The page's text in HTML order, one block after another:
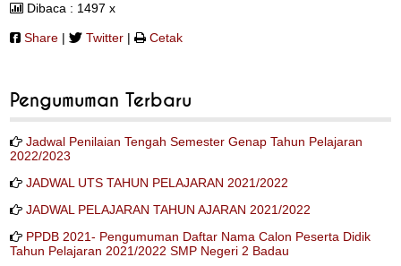
Dibaca : 1497 x
Share | Twitter | Cetak
Pengumuman Terbaru
Jadwal Penilaian Tengah Semester Genap Tahun Pelajaran
2022/2023
JADWAL UTS TAHUN PELAJARAN 2021/2022
JADWAL PELAJARAN TAHUN AJARAN 2021/2022
PPDB 2021- Pengumuman Daftar Nama Calon Peserta Didik
Tahun Pelajaran 2021/2022 SMP Negeri 2 Badau